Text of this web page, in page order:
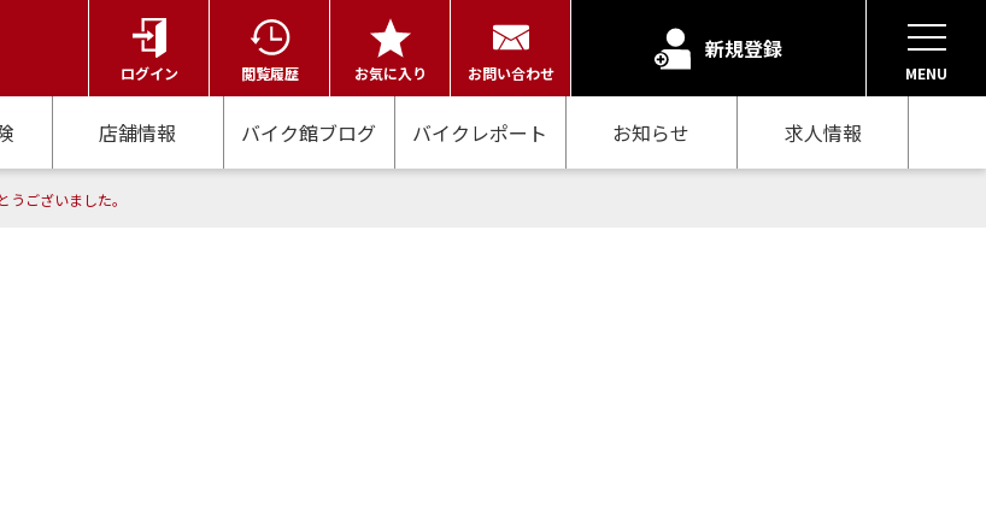
ログイン 閲覧履歴 お気に入り お問い合わせ
新規登録
MENU
店舗情報 バイク館ブログ バイクレポート お知らせ 求人情報
ございました。